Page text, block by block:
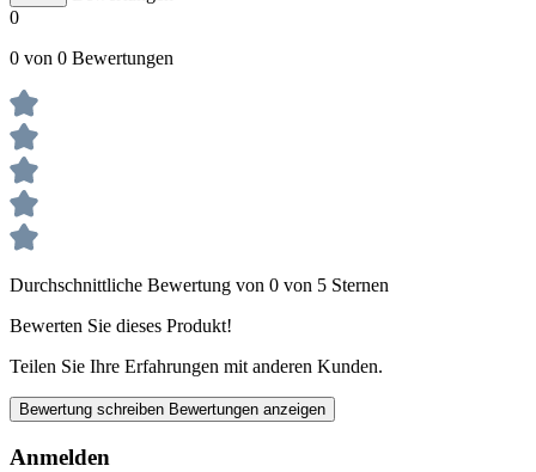
0
0 von 0 Bewertungen
Durchschnittliche Bewertung von 0 von 5 Sternen
Bewerten Sie dieses Produkt!
Teilen Sie Ihre Erfahrungen mit anderen Kunden.
Bewertung schreiben Bewertungen anzeigen
Anmelden